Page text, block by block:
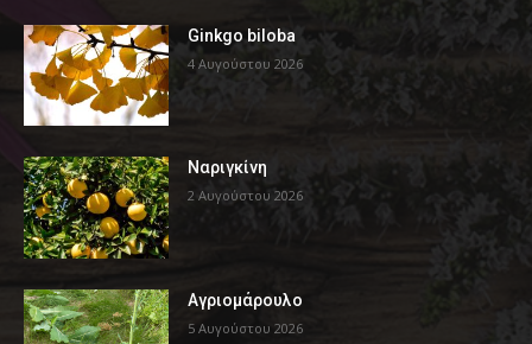
Ginkgo biloba
4 Αυγούστου 2026
Ναριγκίνη
2 Αυγούστου 2026
Αγριομάρουλο
5 Αυγούστου 2026